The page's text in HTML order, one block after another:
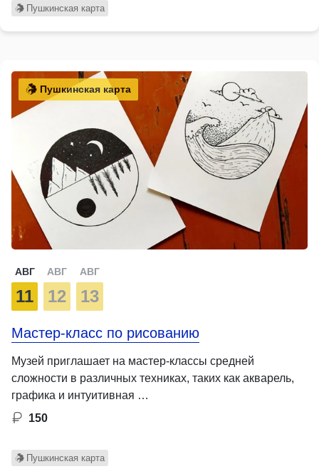
Пушкинская карта
Пушкинская карта
АВГ
11
АВГ
12
АВГ
13
Мастер-класс по рисованию
Музей приглашает на мастер-классы средней
сложности в различных техниках, таких как акварель,
графика и интуитивная …
150
Пушкинская карта